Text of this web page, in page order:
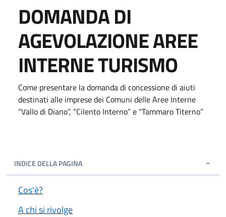
DOMANDA DI
AGEVOLAZIONE AREE
INTERNE TURISMO
Come presentare la domanda di concessione di aiuti
destinati alle imprese dei Comuni delle Aree Interne
“Vallo di Diano”, “Cilento Interno” e “Tammaro Titerno”
INDICE DELLA PAGINA
Cos'è?
A chi si rivolge